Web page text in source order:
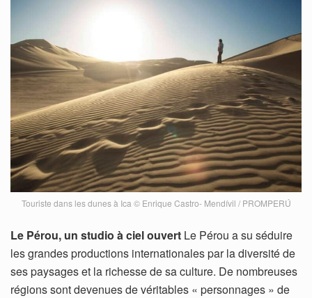
Touriste dans les dunes à Ica © Enrique Castro- Mendívil / PROMPERÚ
Le Pérou, un studio à ciel ouvert Le Pérou a su séduire
les grandes productions internationales par la diversité de
ses paysages et la richesse de sa culture. De nombreuses
régions sont devenues de véritables « personnages » de